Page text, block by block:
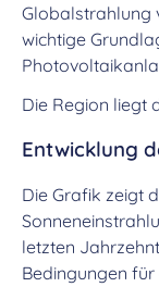
Globalstrahlung
wichtige
Die Region liegt
Entwicklung
Die Grafik zeigt
letzten
Bedingungen